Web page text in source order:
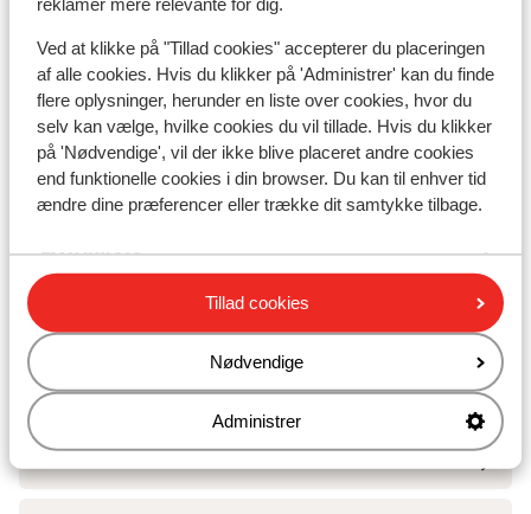
reklamer mere relevante for dig.
Ved at klikke på "Tillad cookies" accepterer du placeringen
af alle cookies. Hvis du klikker på 'Administrer' kan du finde
flere oplysninger, herunder en liste over cookies, hvor du
selv kan vælge, hvilke cookies du vil tillade. Hvis du klikker
på 'Nødvendige', vil der ikke blive placeret andre cookies
end funktionelle cookies i din browser. Du kan til enhver tid
ændre dine præferencer eller trække dit samtykke tilbage.
Tillad cookies
Nødvendige
Administrer
Liftkort/skileje/undervisning
Liftkort
Undervisning
Skileje
Andre overnatningssteder i Saas Tal
Montela Hotel & Resorts